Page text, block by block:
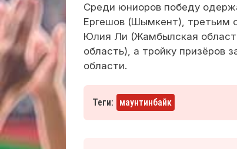
Среди юниоров победу
Ергешов (Шымкент), третьим
Юлия Ли (Жамбылская
область), а тройку призёров
области.
Теги: маунтинбайк